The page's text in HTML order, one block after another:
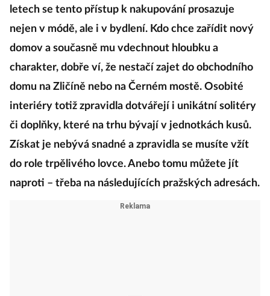
letech se tento přístup k nakupování prosazuje
nejen v módě, ale i v bydlení. Kdo chce zařídit nový
domov a současně mu vdechnout hloubku a
charakter, dobře ví, že nestačí zajet do obchodního
domu na Zličíně nebo na Černém mostě. Osobité
interiéry totiž zpravidla dotvářejí i unikátní solitéry
či doplňky, které na trhu bývají v jednotkách kusů.
Získat je nebývá snadné a zpravidla se musíte vžít
do role trpělivého lovce. Anebo tomu můžete jít
naproti – třeba na následujících pražských adresách.